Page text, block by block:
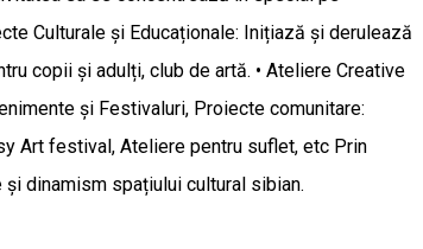
Culturale și Educaționale: Inițiază și derulează
copii și adulți, club de artă. • Ateliere Creative
și Festivaluri, Proiecte comunitare:
Art festival, Ateliere pentru suflet, etc Prin
dinamism spațiului cultural sibian.